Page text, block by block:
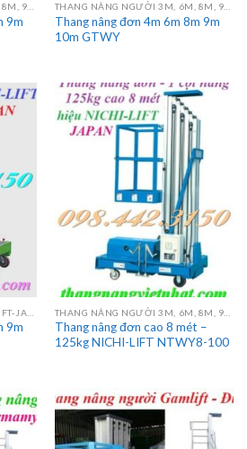
9m
Thang nâng đơn 4m 6m 8m 9m
10m GTWY
9m
Thang nâng đơn cao 8 mét –
125kg NICHI-LIFT NTWY8-100